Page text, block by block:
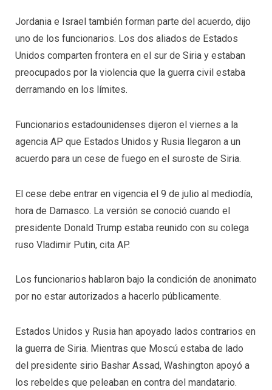
Jordania e Israel también forman parte del acuerdo, dijo
uno de los funcionarios. Los dos aliados de Estados
Unidos comparten frontera en el sur de Siria y estaban
preocupados por la violencia que la guerra civil estaba
derramando en los límites.
Funcionarios estadounidenses dijeron el viernes a la
agencia AP que Estados Unidos y Rusia llegaron a un
acuerdo para un cese de fuego en el suroste de Siria.
El cese debe entrar en vigencia el 9 de julio al mediodía,
hora de Damasco. La versión se conoció cuando el
presidente Donald Trump estaba reunido con su colega
ruso Vladimir Putin, cita AP.
Los funcionarios hablaron bajo la condición de anonimato
por no estar autorizados a hacerlo públicamente.
Estados Unidos y Rusia han apoyado lados contrarios en
la guerra de Siria. Mientras que Moscú estaba de lado
del presidente sirio Bashar Assad, Washington apoyó a
los rebeldes que peleaban en contra del mandatario.